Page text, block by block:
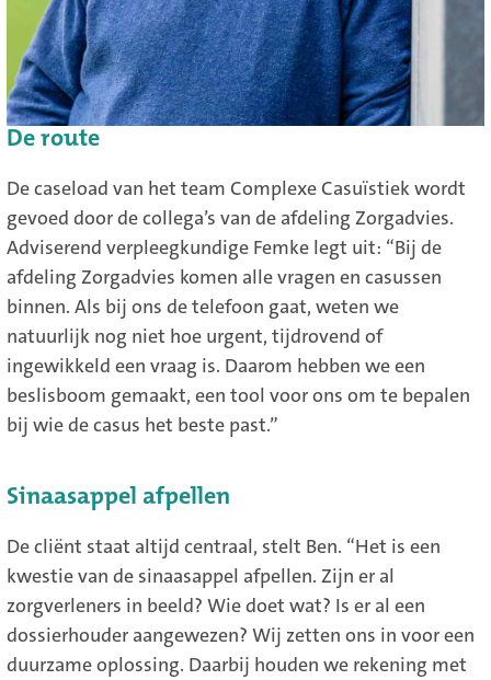
De route
De caseload van het team Complexe Casuïstiek wordt
gevoed door de collega’s van de afdeling Zorgadvies.
Adviserend verpleegkundige Femke legt uit: “Bij de
afdeling Zorgadvies komen alle vragen en casussen
binnen. Als bij ons de telefoon gaat, weten we
natuurlijk nog niet hoe urgent, tijdrovend of
ingewikkeld een vraag is. Daarom hebben we een
beslisboom gemaakt, een tool voor ons om te bepalen
bij wie de casus het beste past.”
Sinaasappel afpellen
De cliënt staat altijd centraal, stelt Ben. “Het is een
kwestie van de sinaasappel afpellen. Zijn er al
zorgverleners in beeld? Wie doet wat? Is er al een
dossierhouder aangewezen? Wij zetten ons in voor een
duurzame oplossing. Daarbij houden we rekening met